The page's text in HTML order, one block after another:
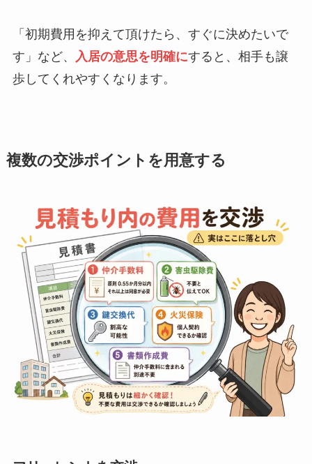
「初期費用を抑えて頂けたら、すぐに決めたいで
す」など、
入居の意思を明確にすると、相手も譲
歩してくれやすくなります。
複数の交渉ポイントを用意する